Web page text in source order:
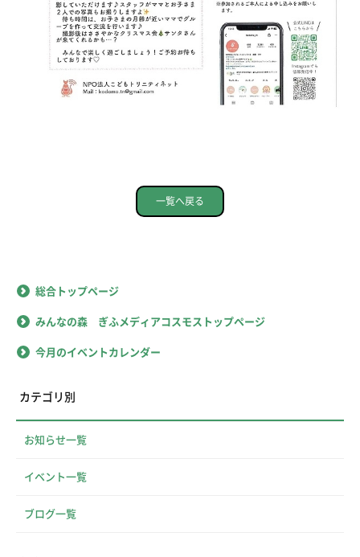
一覧へ戻る
総合トップページ
みんなの森 ぎふメディアコスモストップページ
今月のイベントカレンダー
カテゴリ別
お知らせ一覧
イベント一覧
ブログ一覧